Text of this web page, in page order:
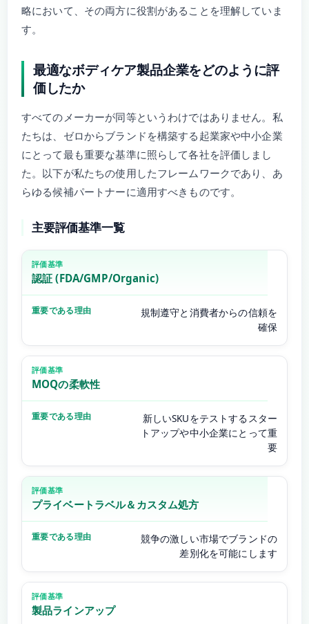
略において、その両方に役割があることを理解していま
す。
最適なボディケア製品企業をどのように評
価したか
すべてのメーカーが同等というわけではありません。私
たちは、ゼロからブランドを構築する起業家や中小企業
にとって最も重要な基準に照らして各社を評価しまし
た。以下が私たちの使用したフレームワークであり、あ
らゆる候補パートナーに適用すべきものです。
主要評価基準一覧
認証 (FDA/GMP/Organic)
規制遵守と消費者からの信頼を
確保
MOQの柔軟性
新しいSKUをテストするスター
トアップや中小企業にとって重
要
プライベートラベル＆カスタム処方
競争の激しい市場でブランドの
差別化を可能にします
製品ラインアップ